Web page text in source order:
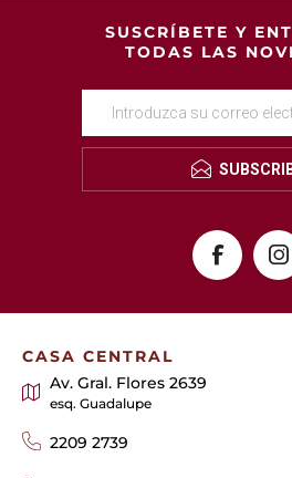
SUSCRÍBETE Y
TODAS LAS
CASA CENTRAL
Av. Gral. Flores 2639
esq. Guadalupe
2209 2739